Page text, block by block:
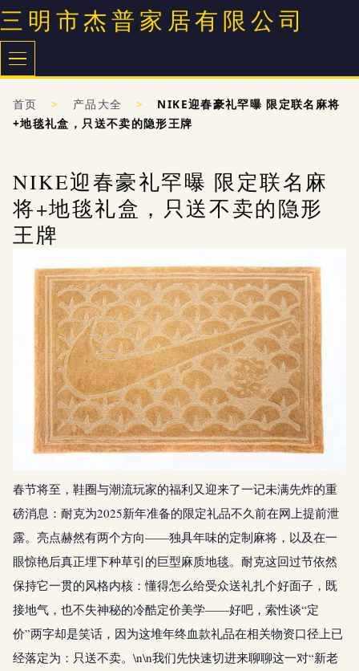
三明市杰普家居有限公司
首页 > 产品大全 >
NIKE迎春豪礼罕曝 限定联名麻将
+地毯礼盒，只送不卖的隐形王牌
NIKE迎春豪礼罕曝 限定联名麻
将+地毯礼盒，只送不卖的隐形
王牌
春节将至，鞋圈与潮流玩家的福利又迎来了一记未满先炸的重
磅消息：耐克为2025新年准备的限定礼品不久前在网上提前泄
露。亮点赫然有两个方向——独具年味的定制麻将，以及在一
眼惊艳后真正埋下种草引的巨型麻质地毯。耐克这回过节依然
保持它一贯的风格内核：懂得怎么给受众送礼扎个好面子，既
接地气，也不失神秘的冷酷定价美学——好吧，索性谈“定
价”两字却是笑话，因为这堆年终血款礼品在相关物资口径上已
经落定为：只送不卖。\n\n我们先快速切进来聊聊这一对“新老